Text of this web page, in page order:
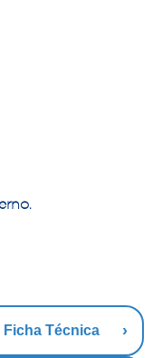
Ficha Técnica